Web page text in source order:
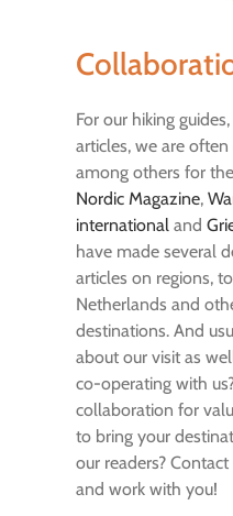
For our hiking
articles, we are
among others for
Nordic Magazine,
internationaland
have made several
articles on regions,
Netherlands and
destinations. And
about our visit as
co-operating with
collaboration for
to bring your
our readers?
and work with you!